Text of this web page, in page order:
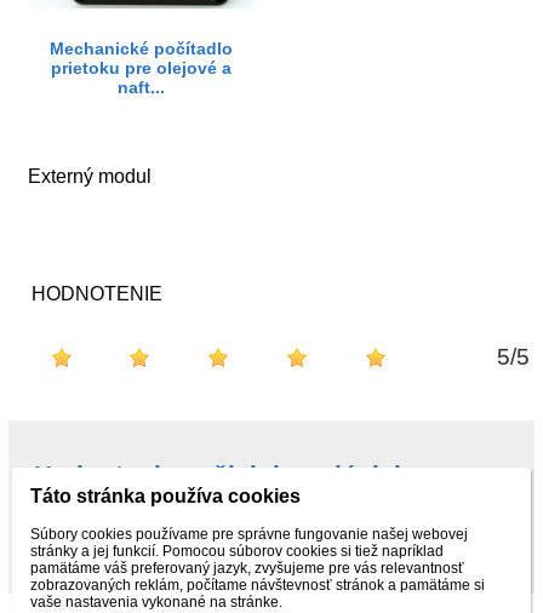
Mechanické počítadlo
prietoku pre olejové a
naft...
Externý modul
HODNOTENIE
5/5
Hodnotenie našich kupujúcich na
Najnákup.sk
Táto stránka používa cookies
Súbory cookies používame pre správne fungovanie našej webovej
stránky a jej funkcií. Pomocou súborov cookies si tiež napríklad
pamätáme váš preferovaný jazyk, zvyšujeme pre vás relevantnosť
zobrazovaných reklám, počítame návštevnosť stránok a pamätáme si
vaše nastavenia vykonané na stránke.